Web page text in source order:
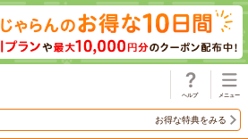
お得な特典をみる